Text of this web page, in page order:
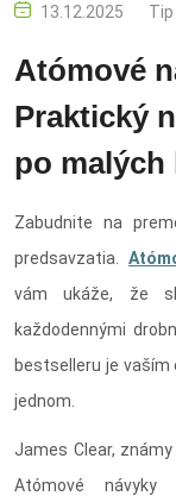
13.12.2025
Atómové
Praktický
po malých
Zabudnite na
predsavzatia.
vám ukáže, že
každodennými
bestselleru je vaším
jednom.
James Clear,
Atómové návyky